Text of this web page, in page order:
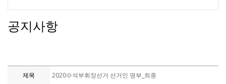
공지사항
제목 2020수석부회장선거 선거인 명부_최종